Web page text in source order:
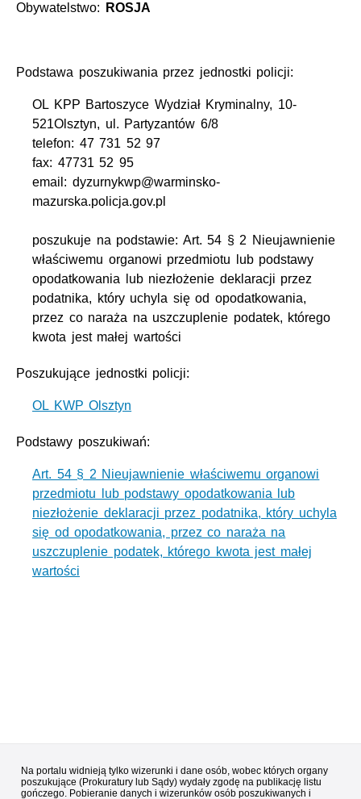
Obywatelstwo: ROSJA
Podstawa poszukiwania przez jednostki policji:
OL KPP Bartoszyce Wydział Kryminalny, 10-
521Olsztyn, ul. Partyzantów 6/8
telefon: 47 731 52 97
fax: 47731 52 95
email: dyzurnykwp@warminsko-
mazurska.policja.gov.pl
poszukuje na podstawie: Art. 54 § 2 Nieujawnienie
właściwemu organowi przedmiotu lub podstawy
opodatkowania lub niezłożenie deklaracji przez
podatnika, który uchyla się od opodatkowania,
przez co naraża na uszczuplenie podatek, którego
kwota jest małej wartości
Poszukujące jednostki policji:
OL KWP Olsztyn
Podstawy poszukiwań:
Art. 54 § 2 Nieujawnienie właściwemu organowi
przedmiotu lub podstawy opodatkowania lub
niezłożenie deklaracji przez podatnika, który uchyla
się od opodatkowania, przez co naraża na
uszczuplenie podatek, którego kwota jest małej
wartości
Na portalu widnieją tylko wizerunki i dane osób, wobec których organy
poszukujące (Prokuratury lub Sądy) wydały zgodę na publikację listu
gończego. Pobieranie danych i wizerunków osób poszukiwanych i